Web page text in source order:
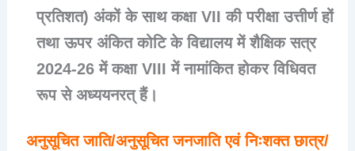
प्रतिशत) अंकों के साथ कक्षा VII की परीक्षा उत्तीर्ण हों
तथा ऊपर अंकित कोटि के विद्यालय में शैक्षिक सत्र
2024-26 में कक्षा VIII में नामांकित होकर विधिवत
रूप से अध्ययनरत् हैं।
अनुसूचित जाति/अनुसूचित जनजाति एवं निःशक्त छात्र/